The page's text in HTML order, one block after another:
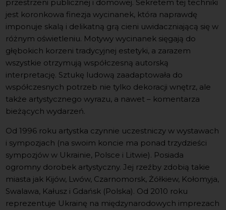
przestrzeni publicznej i domowej. Sekretem tej techniki
jest koronkowa finezja wycinanek, która naprawdę
imponuje skalą i delikatną grą cieni uwidaczniającą się w
różnym oświetleniu. Motywy wycinanek sięgają do
głębokich korzeni tradycyjnej estetyki, a zarazem
wszystkie otrzymują współczesną autorską
interpretację. Sztukę ludową zaadaptowała do
współczesnych potrzeb nie tylko dekoracji wnętrz, ale
także artystycznego wyrazu, a nawet – komentarza
bieżących wydarzeń.
Od 1996 roku artystka czynnie uczestniczy w wystawach
i sympozjach (na swoim koncie ma ponad trzydzieści
sympozjów w Ukrainie, Polsce i Litwie). Posiada
ogromny dorobek artystyczny. Jej rzeźby zdobią takie
miasta jak Kijów, Lwów, Czarnomorsk, Żółkiew, Kołomyja,
Swalawa, Kałusz i Gdańsk (Polska). Od 2010 roku
reprezentuje Ukrainę na międzynarodowych imprezach